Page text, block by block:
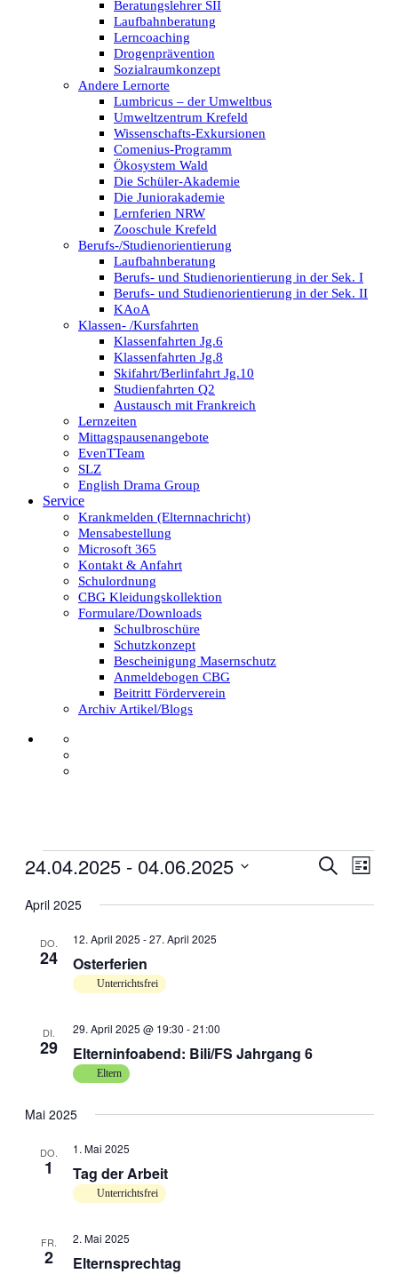
Beratungslehrer SII
Laufbahnberatung
Lerncoaching
Drogenprävention
Sozialraumkonzept
Andere Lernorte
Lumbricus – der Umweltbus
Umweltzentrum Krefeld
Wissenschafts-Exkursionen
Comenius-Programm
Ökosystem Wald
Die Schüler-Akademie
Die Juniorakademie
Lernferien NRW
Zooschule Krefeld
Berufs-/Studienorientierung
Laufbahnberatung
Berufs- und Studienorientierung in der Sek. I
Berufs- und Studienorientierung in der Sek. II
KAoA
Klassen- /Kursfahrten
Klassenfahrten Jg.6
Klassenfahrten Jg.8
Skifahrt/Berlinfahrt Jg.10
Studienfahrten Q2
Austausch mit Frankreich
Lernzeiten
Mittagspausenangebote
EvenTTeam
SLZ
English Drama Group
Service
Krankmelden (Elternnachricht)
Mensabestellung
Microsoft 365
Kontakt & Anfahrt
Schulordnung
CBG Kleidungskollektion
Formulare/Downloads
Schulbroschüre
Schutzkonzept
Bescheinigung Masernschutz
Anmeldebogen CBG
Beitritt Förderverein
Archiv Artikel/Blogs
und
Suche
Liste
24.04.2025 - 04.06.2025
wählen.
April 2025
DO.
24 Osterferien
12. April 2025 -27. April 2025
Unterrichtsfrei
DI.
29 Elterninfoabend: Bili/FS Jahrgang 6
29. April 2025 @ 19:30 -21:00
Eltern
Mai 2025
DO.
1 Tag der Arbeit
1. Mai 2025
Unterrichtsfrei
FR.
2 Elternsprechtag
2. Mai 2025